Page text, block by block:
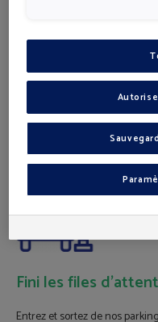
Inscription gratuite
La Pcard+ est gratuite et
consommations réelles
Fini les files
Entrez et sortez de nos